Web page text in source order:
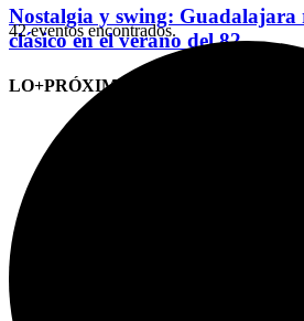
Nostalgia y swing: Guadalajara
clásico en el verano del 82
LO+PRÓXIMO (CITAS)
42 eventos encontrados.